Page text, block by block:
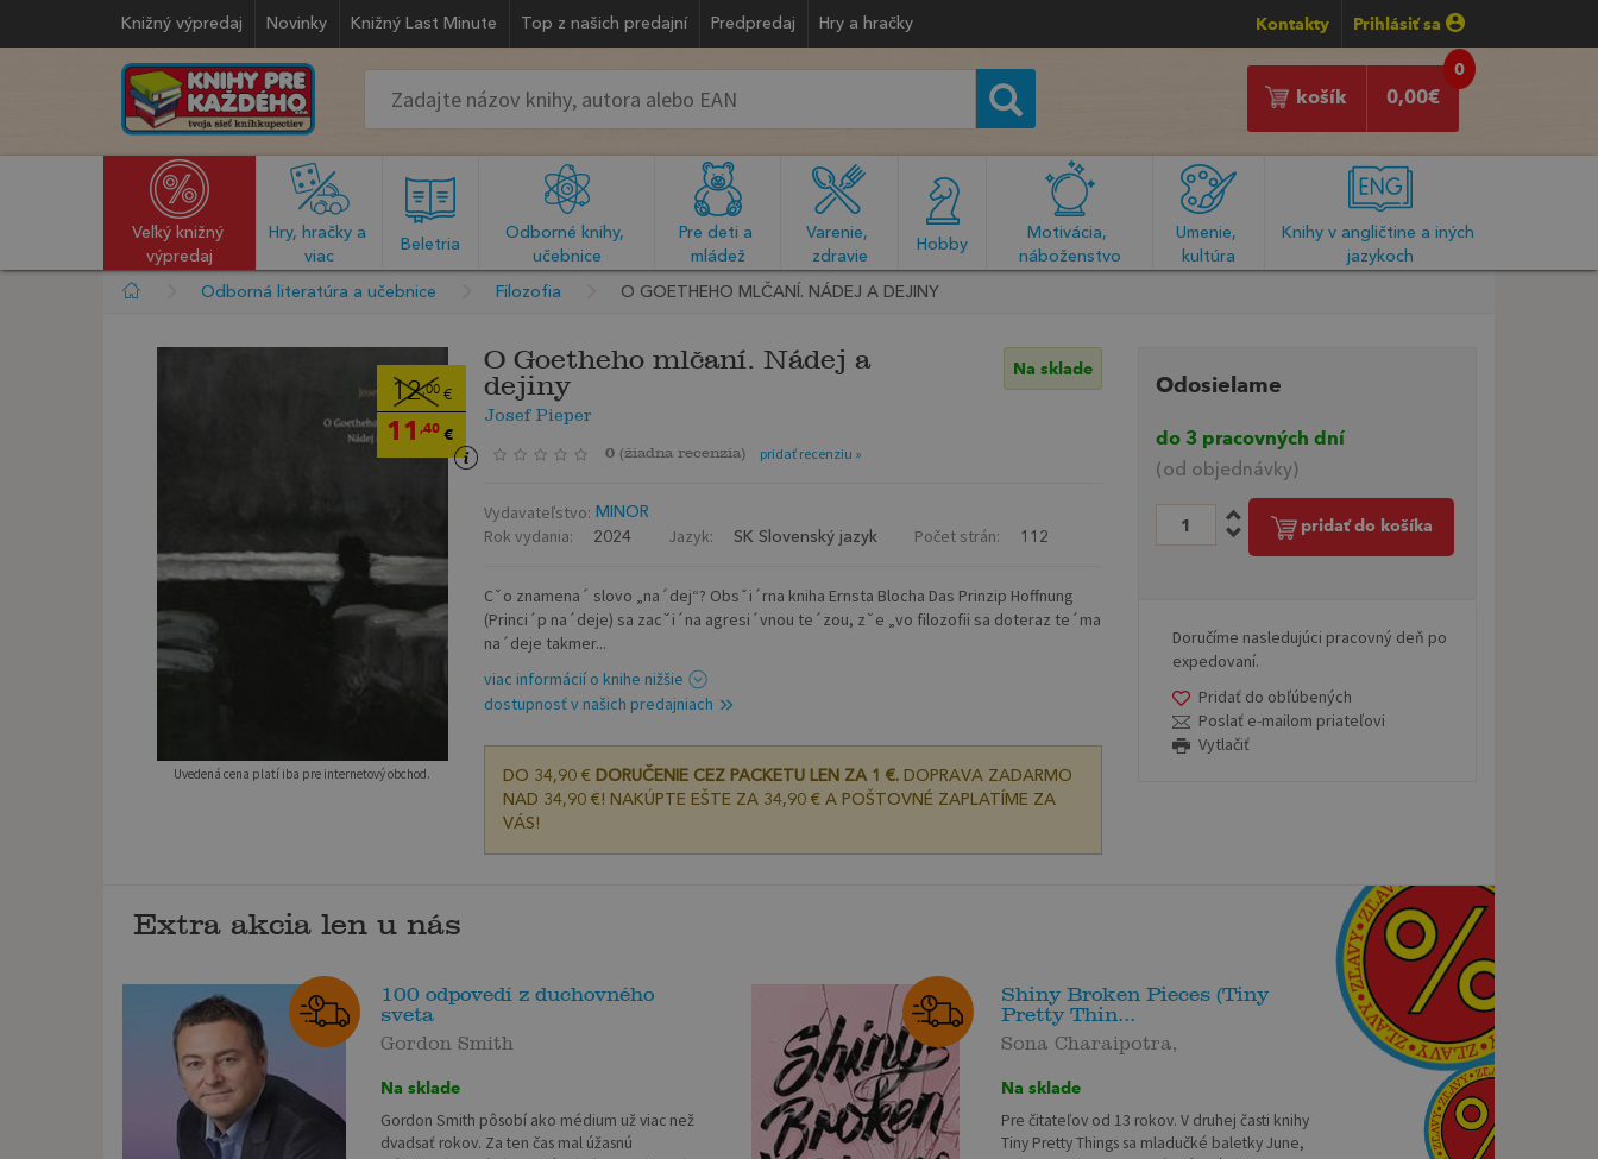
Knižný výpredaj Novinky Knižný Last Minute Top z našich predajní Predpredaj Hry a hračky Kontakty Prihlásiť sa
0
0,00€
košík
Veľký knižný
výpredaj
Hry, hračky a
viac
Beletria
Odborné knihy,
učebnice
Pre deti a
mládež
Varenie,
zdravie
Hobby
Motivácia,
náboženstvo
Umenie,
kultúra
Knihy v angličtine a iných
jazykoch
Odborná literatúra a učebnice Filozofia O GOETHEHO MLČANÍ. NÁDEJ A DEJINY
12,00 €
11,40 €
Uvedená cena platí iba pre internetový obchod.
O Goetheho mlčaní. Nádej a
dejiny
Josef Pieper
Na sklade
0 (žiadna recenzia) pridať recenziu »
Vydavateľstvo: MINOR
Rok vydania: 2024 Jazyk: SK Slovenský jazyk Počet strán: 112
Cˇo znamena´ slovo „na´dej“? Obsˇi´rna kniha Ernsta Blocha Das Prinzip Hoffnung
(Princi´p na´deje) sa zacˇi´na agresi´vnou te´zou, zˇe „vo filozofii sa doteraz te´ma
na´deje takmer...
viac informácií o knihe nižšie
dostupnosť v našich predajniach
DO 34,90 € DORUČENIE CEZ PACKETU LEN ZA 1 €.DOPRAVA ZADARMO
NAD 34,90 €! NAKÚPTE EŠTE ZA 34,90 € A POŠTOVNÉ ZAPLATÍME ZA
VÁS!
Odosielame
do 3 pracovných dní
(od objednávky)
pridať do košíka
Doručíme nasledujúci pracovný deň po
expedovaní.
Pridať do obľúbených
Poslať e-mailom priateľovi
Vytlačiť
Extra akcia len u nás
100 odpovedí z duchovného
sveta
Gordon Smith
Na sklade
Gordon Smith pôsobí ako médium už viac než
dvadsať rokov. Za ten čas mal úžasnú
Shiny Broken Pieces (Tiny
Pretty Thin...
Sona Charaipotra,
Na sklade
Pre čitateľov od 13 rokov. V druhej časti knihy
Tiny Pretty Things sa mladučké baletky June,